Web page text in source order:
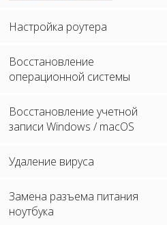
Настройка роутера
Восстановление
операционной системы
Восстановление учетной
записи Windows / macOS
Удаление вируса
Замена разъема питания
ноутбука